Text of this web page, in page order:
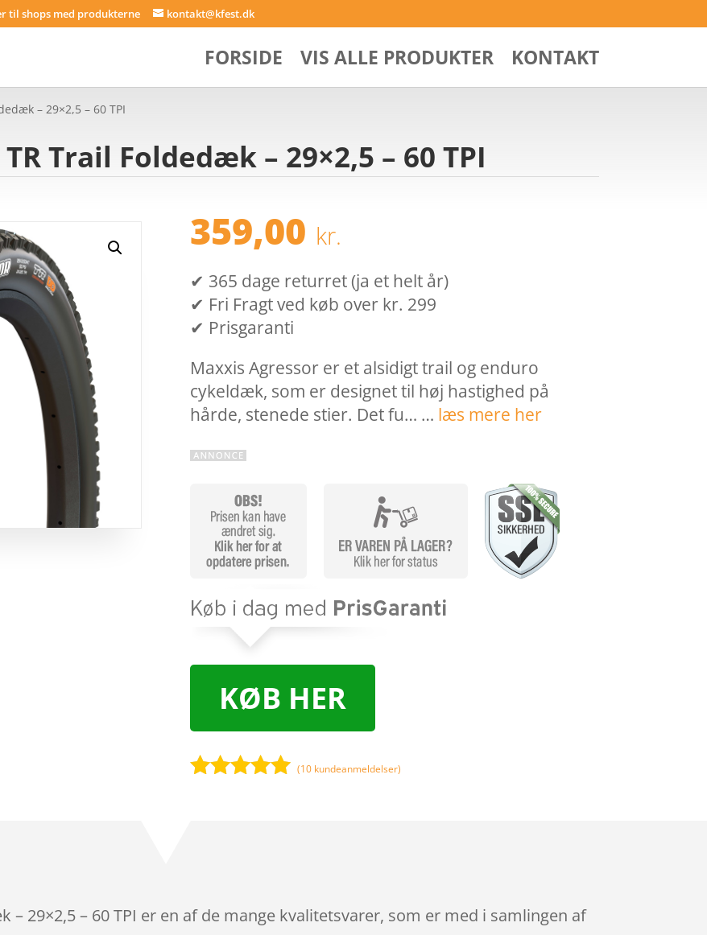
til shops med produkterne kontakt@kfest.dk
FORSIDE VIS ALLE PRODUKTER KONTAKT
– 29×2,5 – 60 TPI
Trail Foldedæk – 29×2,5 – 60 TPI
359,00 kr.
✔ 365 dage returret (ja et helt år)
✔ Fri Fragt ved køb over kr. 299
✔ Prisgaranti
Maxxis Agressor er et alsidigt trail og enduro
cykeldæk, som er designet til høj hastighed på
hårde, stenede stier. Det fu… … læs mere her
KØB HER
(10 kundeanmeldelser)
– 29×2,5 – 60 TPI er en af de mange kvalitetsvarer, som er med i samlingen af